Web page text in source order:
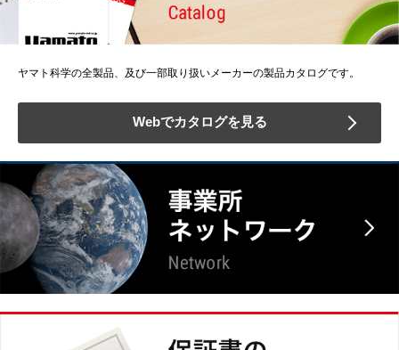
ヤマト科学の全製品、及び一部取り扱いメーカーの製品カタログです。
Webでカタログを見る